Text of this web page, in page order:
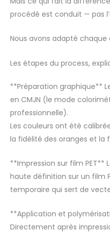
procédé est conduit — pas
Nous avons adapté chaque
Les étapes du process,
**Préparation graphique**
en CMJN (le mode
professionnelle).
Les couleurs ont été
la fidélité des oranges et la
**Impression sur film
haute définition sur un film
temporaire qui sert de
**Application et
Directement après